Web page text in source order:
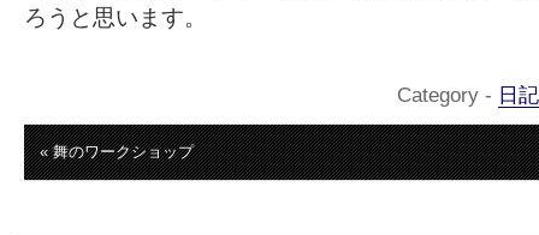
ろうと思います。
Category - 日記
« 舞のワークショップ